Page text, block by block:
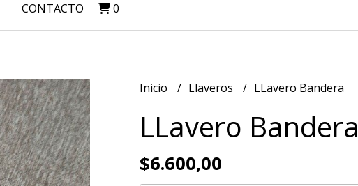
CONTACTO 0
Inicio Llaveros LLavero Bandera
LLavero Bandera
$6.600,00